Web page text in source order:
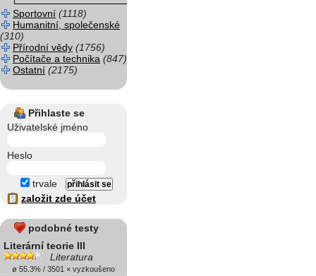
Sportovní (1118)
Humanitní, společenské
(310)
Přírodní vědy (1756)
Počítače a technika (847)
Ostatní (2175)
Přihlaste se
Uživatelské jméno
Heslo
trvale
založit zde účet
podobné testy
Literární teorie III
Literatura
ø 55.3% / 3501 × vyzkoušeno